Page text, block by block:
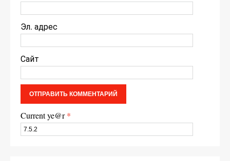
Эл. адрес
Сайт
Current ye@r*